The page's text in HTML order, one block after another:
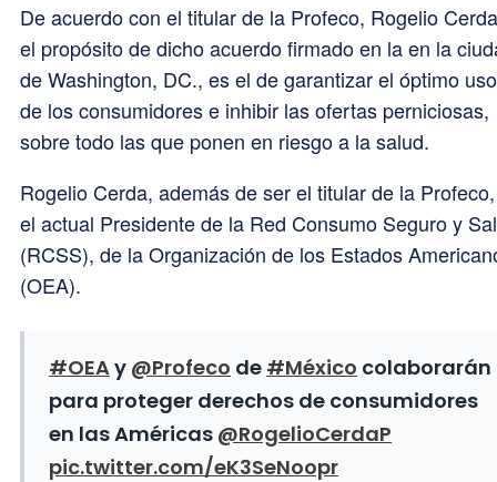
De acuerdo con el titular de la Profeco, Rogelio
el propósito de dicho acuerdo firmado en la en la
de Washington, DC., es el de garantizar el óptimo uso
de los consumidores e inhibir las ofertas perniciosas,
sobre todo las que ponen en riesgo a la salud.
Rogelio Cerda, además de ser el titular de la
el actual Presidente de la Red Consumo Seguro y
(RCSS), de la Organización de los Estados
(OEA).
#OEAy @Profeco de #México colaborarán
para proteger derechos de consumidores
en las Américas @RogelioCerdaP
pic.twitter.com/eK3SeNoopr